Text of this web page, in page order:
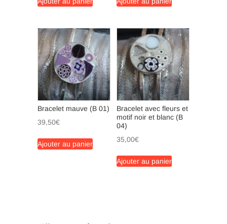
Bracelet mauve (B 01)
39,50€
Ajouter au panier
Bracelet avec fleurs et
motif noir et blanc (B
04)
35,00€
Ajouter au panier